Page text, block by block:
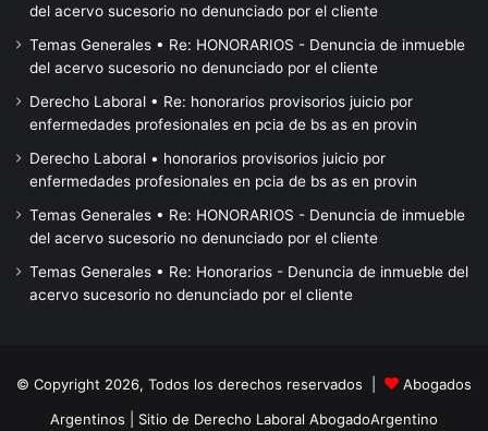
del acervo sucesorio no denunciado por el cliente
Temas Generales • Re: HONORARIOS - Denuncia de inmueble
del acervo sucesorio no denunciado por el cliente
Derecho Laboral • Re: honorarios provisorios juicio por
enfermedades profesionales en pcia de bs as en provin
Derecho Laboral • honorarios provisorios juicio por
enfermedades profesionales en pcia de bs as en provin
Temas Generales • Re: HONORARIOS - Denuncia de inmueble
del acervo sucesorio no denunciado por el cliente
Temas Generales • Re: Honorarios - Denuncia de inmueble del
acervo sucesorio no denunciado por el cliente
© Copyright 2026, Todos los derechos reservados |
Abogados
Argentinos | Sitio de Derecho Laboral AbogadoArgentino